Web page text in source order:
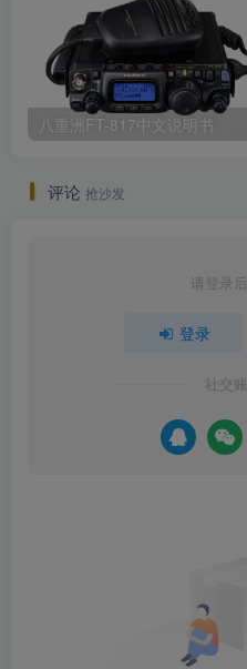
八重洲FT-817中文说明书
评论 抢沙发
请登录
登录
社交